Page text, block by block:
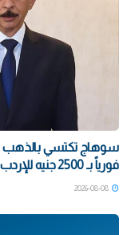
فورياً بـ 2500 جنيه للإردب